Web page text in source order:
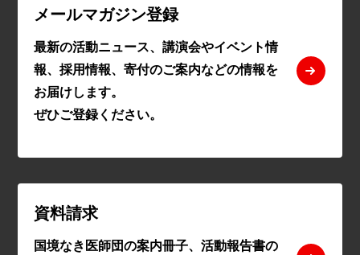
メールマガジン登録
最新の活動ニュース、講演会やイベント情
報、採用情報、寄付のご案内などの情報を
お届けします。
ぜひご登録ください。
資料請求
国境なき医師団の案内冊子、活動報告書の